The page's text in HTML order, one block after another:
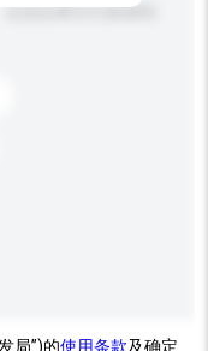
击以将它们添加到
局”)的使用条款及确定